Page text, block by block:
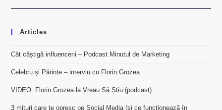
Articles
Cât câștigă influencerii – Podcast Minutul de Marketing
Celebru și Părinte – interviu cu Florin Grozea
VIDEO: Florin Grozea la Vreau Să Știu (podcast)
3 mituri care te opresc pe Social Media (și ce funcționează în